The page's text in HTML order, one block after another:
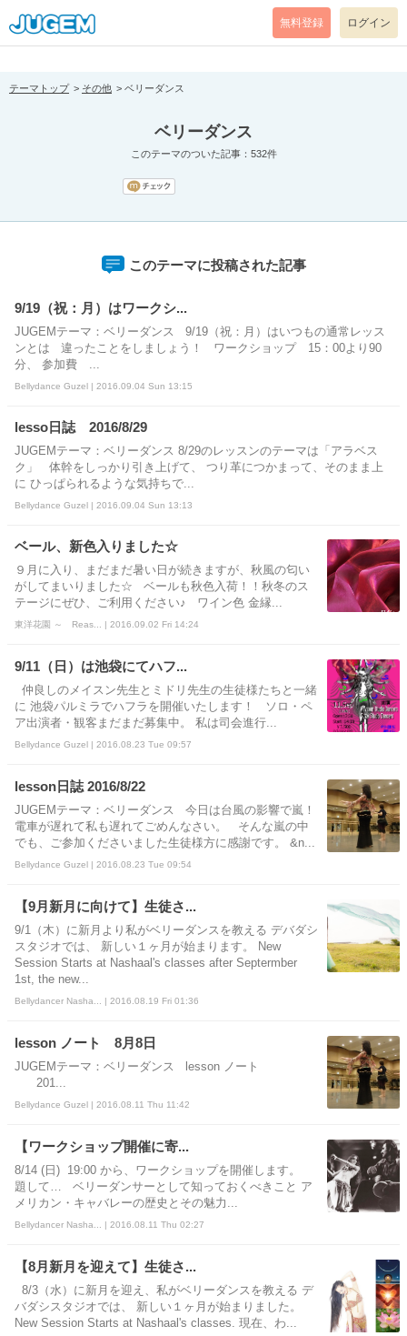
[pear_error: message="Success" code=0 mode=return level=notice
prefix="" info=""]
無料登録 ログイン
テーマトップ その他 ベリーダンス
ベリーダンス
このテーマのついた記事：532件
このテーマに投稿された記事
9/19（祝：月）はワークシ...
JUGEMテーマ：ベリーダンス 9/19（祝：月）はいつもの通常レッス
ンとは 違ったことをしましょう！ ワークショップ 15：00より90
分、 参加費 ...
Bellydance Guzel | 2016.09.04 Sun 13:15
lesso日誌 2016/8/29
JUGEMテーマ：ベリーダンス 8/29のレッスンのテーマは「アラベス
ク」 体幹をしっかり引き上げて、 つり革につかまって、そのまま上
に ひっぱられるような気持ちで...
Bellydance Guzel | 2016.09.04 Sun 13:13
ベール、新色入りました☆
９月に入り、まだまだ暑い日が続きますが、秋風の匂い
がしてまいりました☆ ベールも秋色入荷！！秋冬のス
テージにぜひ、ご利用ください♪ ワイン色 金縁...
東洋花園 ～ Reas... | 2016.09.02 Fri 14:24
9/11（日）は池袋にてハフ...
仲良しのメイスン先生とミドリ先生の生徒様たちと一緒
に 池袋パルミラでハフラを開催いたします！ ソロ・ペ
ア出演者・観客まだまだ募集中。 私は司会進行...
Bellydance Guzel | 2016.08.23 Tue 09:57
lesson日誌 2016/8/22
JUGEMテーマ：ベリーダンス 今日は台風の影響で嵐！
電車が遅れて私も遅れてごめんなさい。 そんな嵐の中
でも、ご参加くださいました生徒様方に感謝です。 &n...
Bellydance Guzel | 2016.08.23 Tue 09:54
【9月新月に向けて】生徒さ...
9/1（木）に新月より私がベリーダンスを教える デバダシ
スタジオでは、 新しい１ヶ月が始まります。 New
Session Starts at Nashaal's classes after Septermber
1st, the new...
Bellydancer Nasha... | 2016.08.19 Fri 01:36
lesson ノート 8月8日
JUGEMテーマ：ベリーダンス lesson ノート
201...
Bellydance Guzel | 2016.08.11 Thu 11:42
【ワークショップ開催に寄...
8/14 (日) 19:00 から、ワークショップを開催します。
題して… ベリーダンサーとして知っておくべきこと ア
メリカン・キャバレーの歴史とその魅力...
Bellydancer Nasha... | 2016.08.11 Thu 02:27
【8月新月を迎えて】生徒さ...
8/3（水）に新月を迎え、私がベリーダンスを教える デ
バダシスタジオでは、 新しい１ヶ月が始まりました。
New Session Starts at Nashaal's classes. 現在、わ...